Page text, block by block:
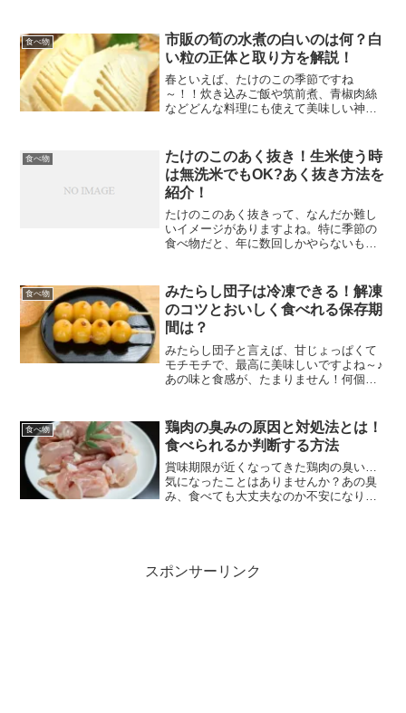
代わりの野菜がいつも思い浮かばなかっ
たため、何も入れませんでした...
食べ物
市販の筍の水煮の白いのは何？白
い粒の正体と取り方を解説！
春といえば、たけのこの季節ですね
～！！炊き込みご飯や筑前煮、青椒肉絲
などどんな料理にも使えて美味しい神食
ている白い粒・・・あれって何なのでし
ょうか？食べても大丈夫なもの...
食べ物
たけのこのあく抜き！生米使う時
は無洗米でもOK?あく抜き方法を
紹介！
たけのこのあく抜きって、なんだか難し
いイメージがありますよね。特に季節の
食べ物だと、年に数回しかやらないもの
す。笑たけのこのあく抜きの方法には、
生米を使うものがあります...
食べ物
みたらし団子は冷凍できる！解凍
のコツとおいしく食べれる保存期
間は？
みたらし団子と言えば、甘じょっぱくて
モチモチで、最高に美味しいですよね～♪
あの味と食感が、たまりません！何個で
てしまうのですが、いつも困るのが保存
方法だったりします。と...
食べ物
鶏肉の臭みの原因と対処法とは！
食べられるか判断する方法
賞味期限が近くなってきた鶏肉の臭い…
気になったことはありませんか？あの臭
み、食べても大丈夫なのか不安になりま
スポンサーリンク